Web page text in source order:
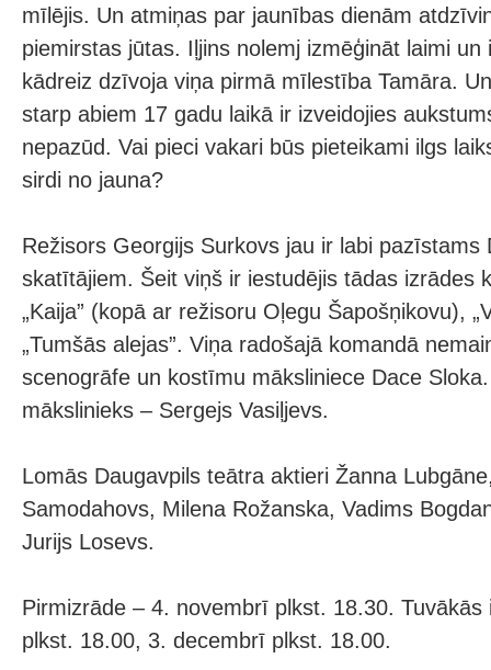
mīlējis. Un atmiņas par jaunības dienām
piemirstas jūtas. Iļjins nolemj izmēģināt laimi
kādreiz dzīvoja viņa pirmā mīlestība Tamāra.
starp abiem 17 gadu laikā ir izveidojies
nepazūd. Vai pieci vakari būs pieteikami ilgs
sirdi no jauna?
Režisors Georgijs Surkovs jau ir labi pazīstams
skatītājiem. Šeit viņš ir iestudējis tādas izrādes
„Kaija” (kopā ar režisoru Oļegu Šapošņikovu),
„Tumšās alejas”. Viņa radošajā komandā
scenogrāfe un kostīmu māksliniece Dace
mākslinieks – Sergejs Vasiļjevs.
Lomās Daugavpils teātra aktieri Žanna
Samodahovs, Milena Rožanska, Vadims
Jurijs Losevs.
Pirmizrāde – 4. novembrī plkst. 18.30.
plkst. 18.00, 3. decembrī plkst. 18.00.